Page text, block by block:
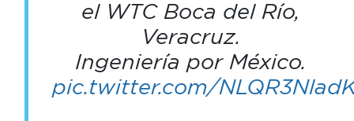
el WTC Boca del Río,
Veracruz.
Ingeniería por México.
pic.twitter.com/